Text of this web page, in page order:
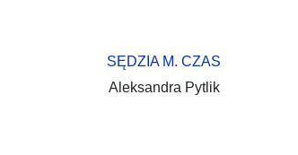
SĘDZIA M. CZAS
Aleksandra Pytlik